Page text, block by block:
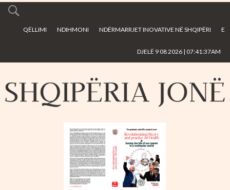
main
QËLLIMI NDIHMONI NDËRMARRJET INOVATIVE NË SHQIPËRI E
DJELË 9 08 2026 | 07:41:37AM